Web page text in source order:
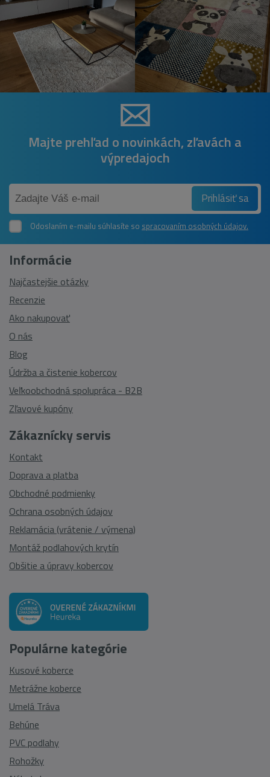
Majte prehľad o novinkách, zľavách a
výpredajoch
Prihlásiť sa
Odoslaním e-mailu súhlasíte so spracovaním osobných údajov.
Zákaznícky servis
Kontakt
Doprava a platba
Obchodné podmienky
Ochrana osobných údajov
Reklamácia (vrátenie / výmena)
Montáž podlahových krytín
Obšitie a úpravy kobercov
Informácie
Najčastejšie otázky
Recenzie
Ako nakupovať
O nás
Blog
Údržba a čistenie kobercov
Veľkoobchodná spolupráca - B2B
Zľavové kupóny
Populárne kategórie
Kusové koberce
Metrážne koberce
Umelá Tráva
Behúne
PVC podlahy
Rohožky